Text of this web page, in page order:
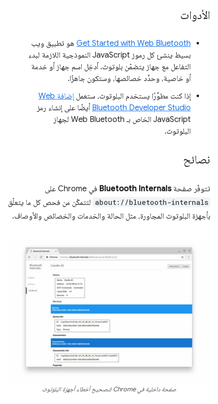
الأدوات
Get Started with Web Bluetooth هو تطبيق ويب
بسيط ينشئ كل رموز JavaScript النموذجية اللازمة لبدء
التفاعل مع جهاز يتضمّن بلوتوث. أدخِل اسم جهاز أو خدمة
أو خاصية، وحدِّد خصائصها، وستكون جاهزًا.
إذا كنت مطوِّرًا يستخدم البلوتوث، ستعمل
إضافة Web
Bluetooth Developer Studio أيضًا على إنشاء رمز
JavaScript الخاص بـ Web Bluetooth لجهاز
البلوتوث.
نصائح
تتوفّر صفحةBluetooth Internals في Chrome على
about://bluetooth-internals لتتمكّن من فحص كل ما يتعلّق
بأجهزة البلوتوث المجاورة، مثل الحالة والخدمات والخصائص والأوصاف.
صفحة داخلية في Chrome لتصحيح أخطاء أجهزة البلوتوث